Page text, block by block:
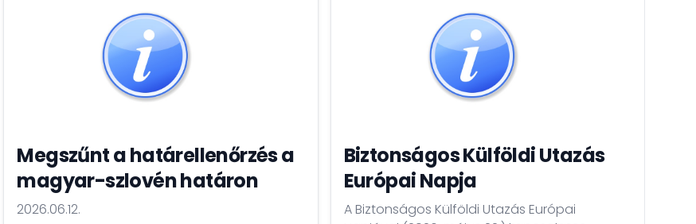
Megszűnt a határellenőrzés a
magyar-szlovén határon
2026.06.12.
Biztonságos Külföldi Utazás
Európai Napja
A Biztonságos Külföldi Utazás Európai